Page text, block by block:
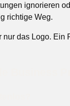
ignorieren
richtige Weg.
das Logo.